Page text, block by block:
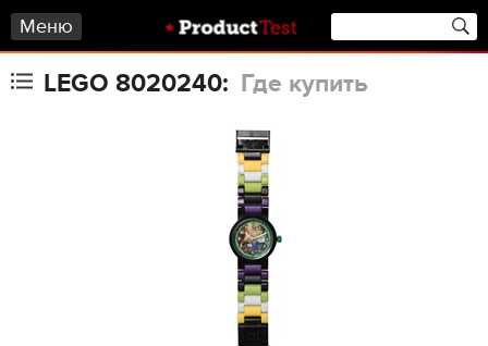
Меню
LEGO 8020240: Где купить